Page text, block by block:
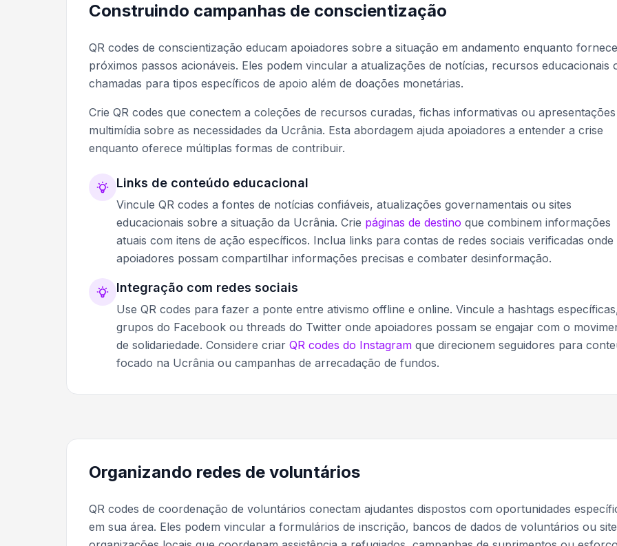
Construindo campanhas de conscientização
QR codes de conscientização educam apoiadores sobre a situação em andamento enquanto
próximos passos acionáveis. Eles podem vincular a atualizações de notícias, recursos educacionais
chamadas para tipos específicos de apoio além de doações monetárias.
Crie QR codes que conectem a coleções de recursos curadas, fichas informativas ou apresentações
multimídia sobre as necessidades da Ucrânia. Esta abordagem ajuda apoiadores a entender a crise
enquanto oferece múltiplas formas de contribuir.
Links de conteúdo educacional
Vincule QR codes a fontes de notícias confiáveis, atualizações governamentais ou sites
educacionais sobre a situação da Ucrânia. Crie páginas de destino que combinem informações
atuais com itens de ação específicos. Inclua links para contas de redes sociais verificadas onde
apoiadores possam compartilhar informações precisas e combater desinformação.
Integração com redes sociais
Use QR codes para fazer a ponte entre ativismo offline e online. Vincule a hashtags
grupos do Facebook ou threads do Twitter onde apoiadores possam se engajar com o
de solidariedade. Considere criar QR codes do Instagram que direcionem seguidores para
focado na Ucrânia ou campanhas de arrecadação de fundos.
Organizando redes de voluntários
QR codes de coordenação de voluntários conectam ajudantes dispostos com oportunidades
em sua área. Eles podem vincular a formulários de inscrição, bancos de dados de voluntários ou